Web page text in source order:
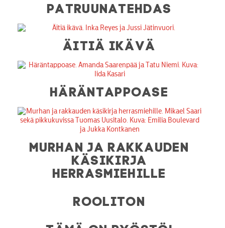
PATRUUNATEHDAS
ÄITIÄ IKÄVÄ
HÄRÄNTAPPOASE
MURHAN JA RAKKAUDEN
KÄSIKIRJA
HERRASMIEHILLE
ROOLITON